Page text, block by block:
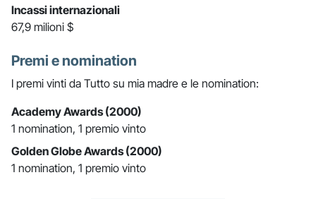
Incassi internazionali
67,9 milioni $
Premi e nomination
I premi vinti da Tutto su mia madre e le nomination:
Academy Awards (2000)
1 nomination, 1 premio vinto
Golden Globe Awards (2000)
1 nomination, 1 premio vinto